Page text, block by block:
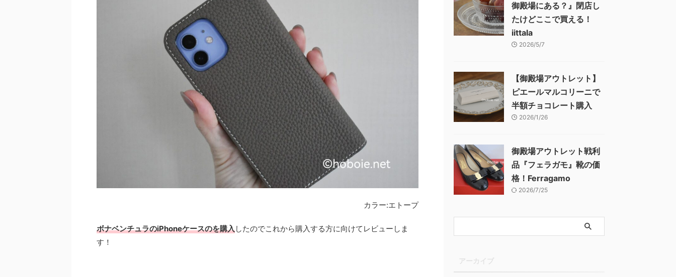
カラー:エトープ
ボナベンチュラのiPhoneケースのを購入したのでこれから購入する方に向けてレビューしま
す！
御殿場にある？』閉店し
たけどここで買える！
iittala
2026/5/7
【御殿場アウトレット】
ピエールマルコリーニで
半額チョコレート購入
2026/1/26
御殿場アウトレット戦利
品『フェラガモ』靴の価
格！Ferragamo
2026/7/25